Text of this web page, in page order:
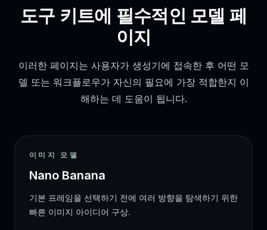
도구 키트에 필수적인 모델 페
이지
이러한 페이지는 사용자가 생성기에 접속한 후 어떤 모
델 또는 워크플로우가 자신의 필요에 가장 적합한지 이
해하는 데 도움이 됩니다.
이미지 모델
Nano Banana
기본 프레임을 선택하기 전에 여러 방향을 탐색하기 위한
빠른 이미지 아이디어 구상.